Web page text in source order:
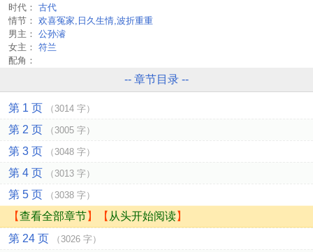
时代： 古代
情节： 欢喜冤家,日久生情,波折重重
男主： 公孙濬
女主： 符兰
配角：
-- 章节目录 --
第 1 页 （3014 字）
第 2 页 （3005 字）
第 3 页 （3048 字）
第 4 页 （3013 字）
第 5 页 （3038 字）
【查看全部章节】【 从头开始阅读】
第 24 页
（3026 字）